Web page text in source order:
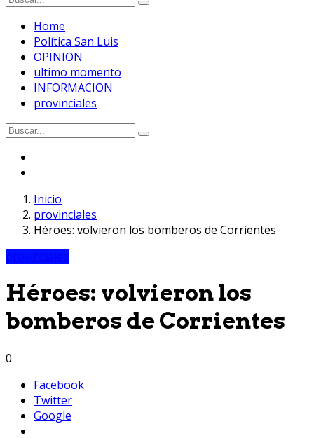
Home
Política San Luis
OPINION
ultimo momento
INFORMACION
provinciales
Inicio
provinciales
Héroes: volvieron los bomberos de Corrientes
Héroes: volvieron los
bomberos de Corrientes
0
Facebook
Twitter
Google